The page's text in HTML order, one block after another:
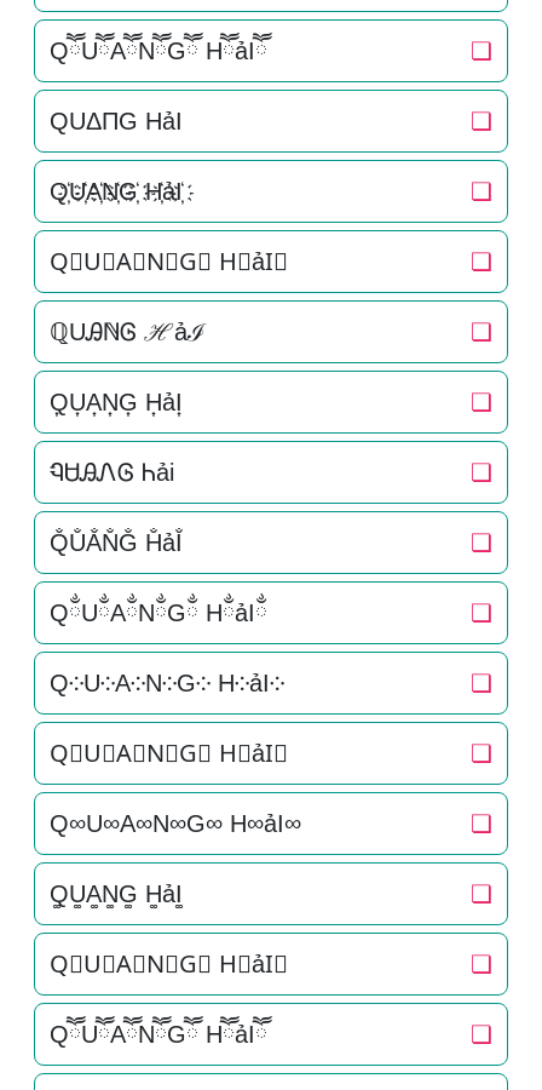
QཽUཽAཽNཽGཽ HཽảIཽ ❏
QUΔΠG HảI ❏
Q҉U҉A҉N҉G҉ H҉ảI҉ ❏
Q⃜U⃜A⃜N⃜G⃜ H⃜ảI⃜ ❏
ℚUᎯℕᎶ ℋảℐ ❏
Q͎U͎A͎N͎G͎ H͎ảI͎ ❏
ᏄᏌᎯᏁᎶ Ꮒải ❏
Q̐U̐A̐N̐G̐ H̐ảI̐ ❏
QྂUྂAྂNྂGྂ HྂảIྂ ❏
Q༶U༶A༶N༶G༶ H༶ảI༶ ❏
Q⃕U⃕A⃕N⃕G⃕ H⃕ảI⃕ ❏
Q∞U∞A∞N∞G∞ H∞ảI∞ ❏
Q͚U͚A͚N͚G͚ H͚ảI͚ ❏
Q⃒U⃒A⃒N⃒G⃒ H⃒ảI⃒ ❏
QཽUཽAཽNཽGཽ HཽảIཽ ❏